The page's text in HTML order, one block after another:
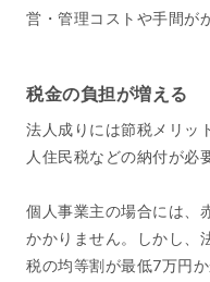
営・管理コストや手間が
税金の負担が増える
法人成りには節税メリッ
人住民税などの納付が必
個人事業主の場合には、
かかりません。しかし、
税の均等割が最低7万円